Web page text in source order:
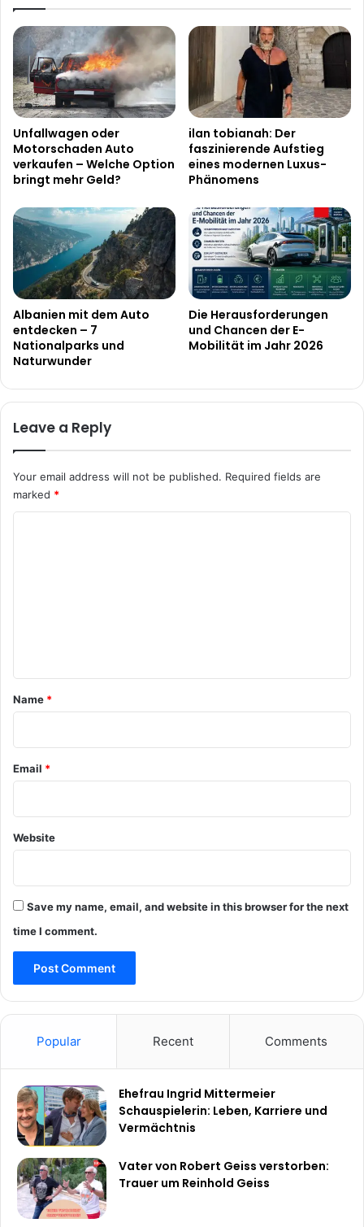
Unfallwagen oder
Motorschaden Auto
verkaufen – Welche Option
bringt mehr Geld?
ilan tobianah: Der
faszinierende Aufstieg
eines modernen Luxus-
Phänomens
Albanien mit dem Auto
entdecken – 7
Nationalparks und
Naturwunder
Die Herausforderungen
und Chancen der E-
Mobilität im Jahr 2026
Leave a Reply
Your email address will not be published. Required fields are
marked *
*
Name *
Email *
Website
Save my name, email, and website in this browser for the next
time I comment.
Popular Recent Comments
Ehefrau Ingrid Mittermeier
Schauspielerin: Leben, Karriere und
Vermächtnis
Vater von Robert Geiss verstorben:
Trauer um Reinhold Geiss